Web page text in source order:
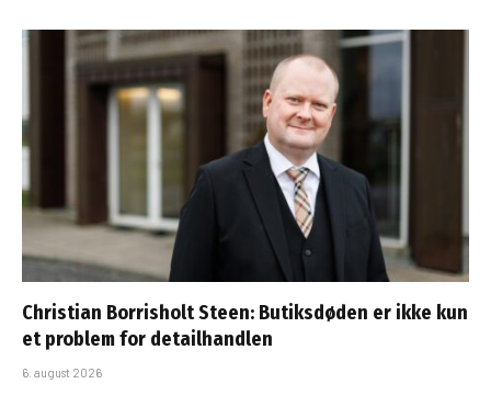
Christian Borrisholt Steen: Butiksdøden er ikke kun
et problem for detailhandlen
6. august 2026